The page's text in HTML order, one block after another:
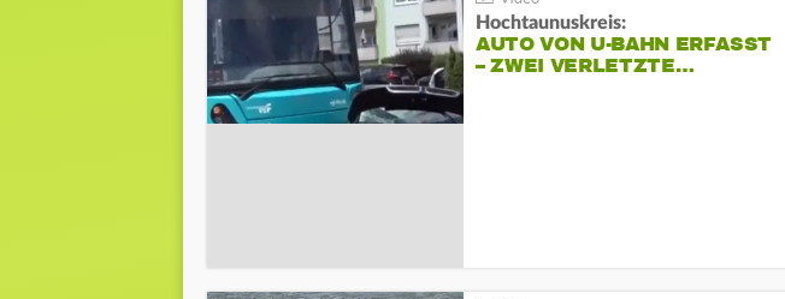
Hochtaunuskreis:
AUTO VON U-BAHN ERFASST
– ZWEI VERLETZTE…